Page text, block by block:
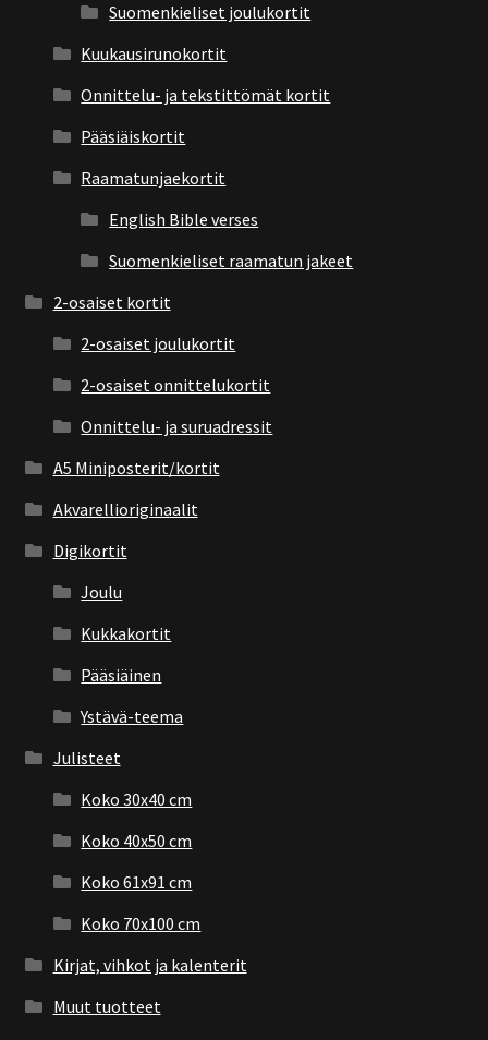
Suomenkieliset joulukortit
Kuukausirunokortit
Onnittelu- ja tekstittömät kortit
Pääsiäiskortit
Raamatunjaekortit
English Bible verses
Suomenkieliset raamatun jakeet
2-osaiset kortit
2-osaiset joulukortit
2-osaiset onnittelukortit
Onnittelu- ja suruadressit
A5 Miniposterit/kortit
Akvarellioriginaalit
Digikortit
Joulu
Kukkakortit
Pääsiäinen
Ystävä-teema
Julisteet
Koko 30x40 cm
Koko 40x50 cm
Koko 61x91 cm
Koko 70x100 cm
Kirjat, vihkot ja kalenterit
Muut tuotteet